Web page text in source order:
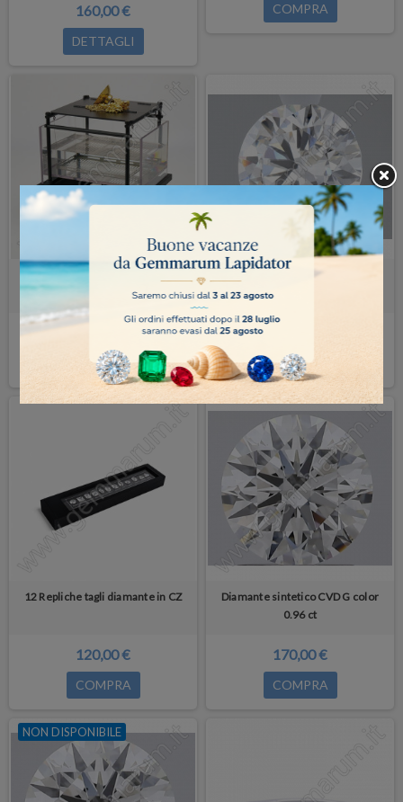
160,00 €
DETTAGLI
COMPRA
Tester ORO/PLATINO Idrostatica
per metalli preziosi GKS-3000
COMPRA
Diamante sintetico CVD G 1.23 ct
COMPRA
12 Repliche tagli diamante in CZ
120,00 €
COMPRA
Diamante sintetico CVD G color
0.96 ct
170,00 €
COMPRA
NON DISPONIBILE